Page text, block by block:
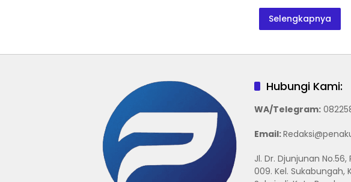
Selengkapnya
Hubungi Kami:
WA/Telegram:
Email:
Jl. Dr. Djunjunan No.56,
009. Kel. Sukabungah,